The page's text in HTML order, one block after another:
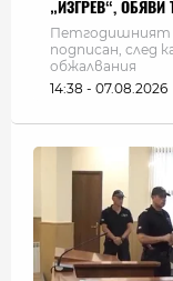
„ИЗГРЕВ“, ОБЯВИ
Петгодишният
подписан, след
обжалвания
14:38 - 07.08.2026